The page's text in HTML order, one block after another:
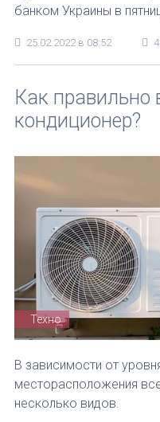
банком Украины в
25.02.2022 в 08:52
Как правильно
кондиционер?
Техно
В зависимости от
месторасположения
несколько видов.